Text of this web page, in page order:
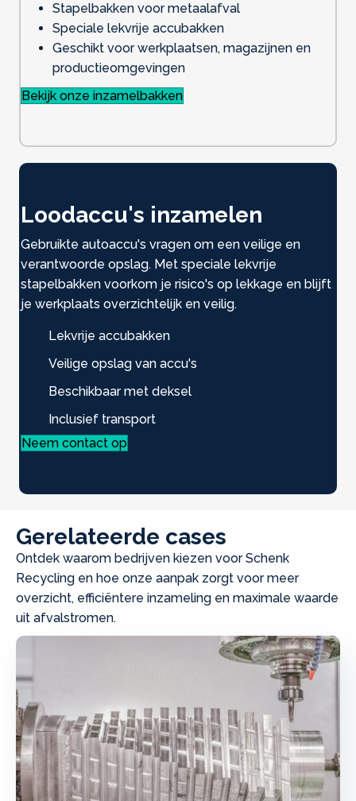
Stapelbakken voor metaalafval
Speciale lekvrije accubakken
Geschikt voor werkplaatsen, magazijnen en
productieomgevingen
Bekijk onze inzamelbakken
Loodaccu's inzamelen
Gebruikte autoaccu's vragen om een veilige en
verantwoorde opslag. Met speciale lekvrije
stapelbakken voorkom je risico's op lekkage en blijft
je werkplaats overzichtelijk en veilig.
Lekvrije accubakken
Veilige opslag van accu's
Beschikbaar met deksel
Inclusief transport
Neem contact op
Gerelateerde cases
Ontdek waarom bedrijven kiezen voor Schenk
Recycling en hoe onze aanpak zorgt voor meer
overzicht, efficiëntere inzameling en maximale waarde
uit afvalstromen.